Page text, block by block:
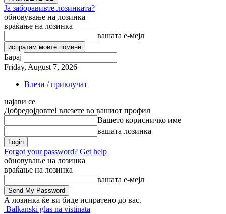
Ја заборавивте лозинката?
обновување на лозинка
враќање на лозинка
вашата е-мејл
Барај
Friday, August 7, 2026
Влези / приклучат
најави се
Добредојдовте! влезете во вашиот профил
Вашето корисничко име
вашата лозинка
Forgot your password? Get help
обновување на лозинка
враќање на лозинка
вашата е-мејл
А лозинка ќе ви биде испратено до вас.
Balkanski glas na vistinata